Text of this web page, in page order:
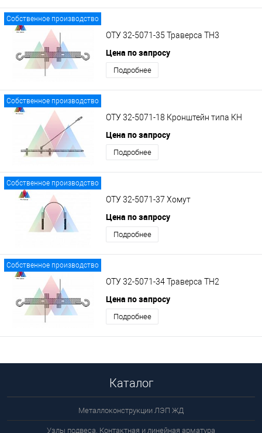
Собственное производство
ОТУ 32-5071-35 Траверса ТН3
Цена по запросу
Подробнее
Собственное производство
ОТУ 32-5071-18 Кронштейн типа КН
Цена по запросу
Подробнее
Собственное производство
ОТУ 32-5071-37 Хомут
Цена по запросу
Подробнее
Собственное производство
ОТУ 32-5071-34 Траверса ТН2
Цена по запросу
Подробнее
Каталог
Металлоконструкции ЛЭП ЖД
Узлы подвеса. Контактная и линейная арматура